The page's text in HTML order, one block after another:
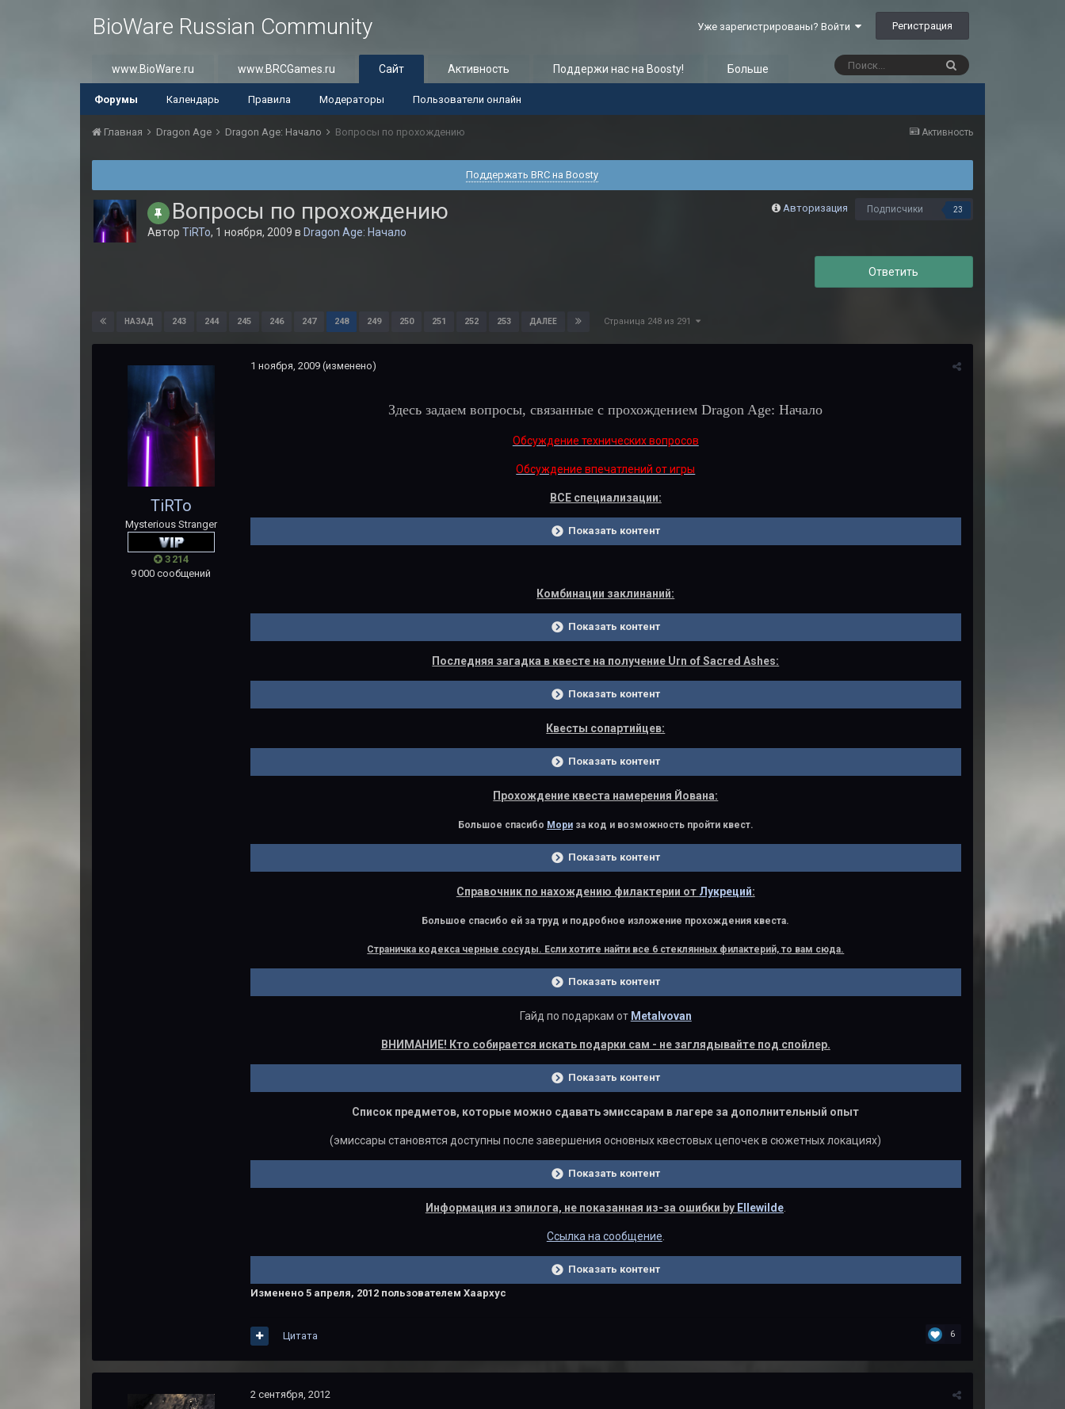
BioWare Russian Community Уже зарегистрированы? Войти Регистрация
www.BioWare.ru www.BRCGames.ru Сайт
Форумы Календарь Правила Модераторы Пользователи онлайн
Активность Поддержи нас на Boosty! Больше
Активность
Главная Dragon Age Dragon Age: Начало Вопросы по прохождению
Поддержать BRC на Boosty
Авторизация Подписчики 23
Вопросы по прохождению
Автор TiRTo, 1 ноября, 2009 в Dragon Age: Начало
Ответить
НАЗАД 243 244 245 246 247 248 249 250 251 252 253 ДАЛЕЕ Страница 248 из 291
TiRTo
Mysterious Stranger
3 214
9 000 сообщений
1 ноября, 2009 (изменено)
Здесь задаем вопросы, связанные с прохождением Dragon Age: Начало
Обсуждение технических вопросов
Обсуждение впечатлений от игры
ВСЕ специализации:
Показать контент
Комбинации заклинаний:
Показать контент
Последняя загадка в квесте на получение Urn of Sacred Ashes:
Показать контент
Квесты сопартийцев:
Показать контент
Прохождение квеста намерения Йована:
Большое спасибо Мориза код и возможность пройти квест.
Показать контент
Справочник по нахождению филактерии от Лукреций:
Большое спасибо ей за труд и подробное изложение прохождения квеста.
Страничка кодекса черные сосуды. Если хотите найти все 6 стеклянных филактерий, то вам сюда.
Показать контент
Гайд по подаркам от Metalvovan
ВНИМАНИЕ! Кто собирается искать подарки сам - не заглядывайте под спойлер.
Показать контент
Список предметов, которые можно сдавать эмиссарам в лагере за дополнительный опыт
(эмиссары становятся доступны после завершения основных квестовых цепочек в сюжетных локациях)
Показать контент
Информация из эпилога, не показанная из-за ошибки by Ellewilde.
Ссылка на сообщение
Показать контент
Изменено 5 апреля, 2012пользователем Хаархус
6
Цитата
2 сентября, 2012